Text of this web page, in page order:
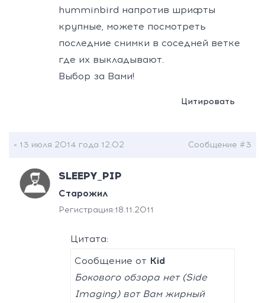
humminbird напротив шрифты
крупные, можете посмотреть
последние снимки в соседней ветке
где их выкладывают.
Выбор за Вами!
Цитировать
» 13 июля 2014 года 12:02 Сообщение #3
SLEEPY_PIP
Старожил
Регистрация:18.11.2011
Цитата:
Сообщение от Kid
Бокового обзора нет (Side
Imaging) вот Вам жирный